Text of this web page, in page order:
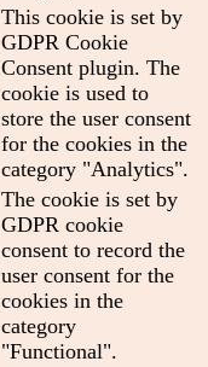
This cookie is set by
GDPR Cookie
Consent plugin. The
cookie is used to
store the user consent
for the cookies in the
category "Analytics".
The cookie is set by
GDPR cookie
consent to record the
user consent for the
cookies in the
category
"Functional".